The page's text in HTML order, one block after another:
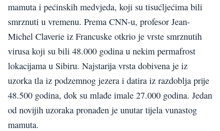
mamuta i pećinskih medvjeda, koji su tisućljećima bili
smrznuti u vremenu. Prema CNN-u, profesor Jean-
Michel Claverie iz Francuske otkrio je vrste smrznutih
virusa koji su bili 48.000 godina u nekim permafrost
lokacijama u Sibiru. Najstarija vrsta dobivena je iz
uzorka tla iz podzemnog jezera i datira iz razdoblja prije
48.500 godina, dok su mlađe imale 27.000 godina. Jedan
od novijih uzoraka pronađen je unutar tijela vunastog
mamuta.